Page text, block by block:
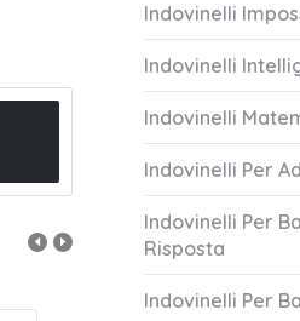
Indovinelli
Indovinelli
Indovinelli
Indovinelli Per
Indovinelli Per
Risposta
Indovinelli Per